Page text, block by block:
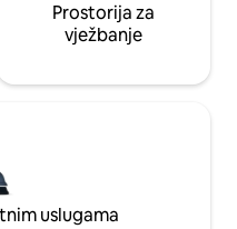
Prostorija za
vježbanje
uslugama